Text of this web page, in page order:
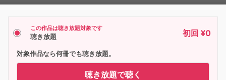
この作品は聴き放題対象です
聴き放題 初回 ¥0
対象作品なら何冊でも聴き放題。
聴き放題で聴く